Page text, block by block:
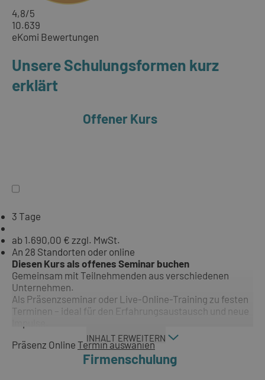
4,8/5
10.639
eKomi Bewertungen
Unsere Schulungsformen kurz
erklärt
Offener Kurs
3 Tage
ab 1.690,00 € zzgl. MwSt.
An 28 Standorten oder online
Diesen Kurs als offenes Seminar buchen
Gemeinsam mit Teilnehmenden aus verschiedenen
Unternehmen.
Als Präsenzseminar oder Live-Online-Training zu festen
Terminen – ideal für den Erfahrungsaustausch und neue
INHALT ERWEITERN
Präsenz Online Termin auswählen
Firmenschulung